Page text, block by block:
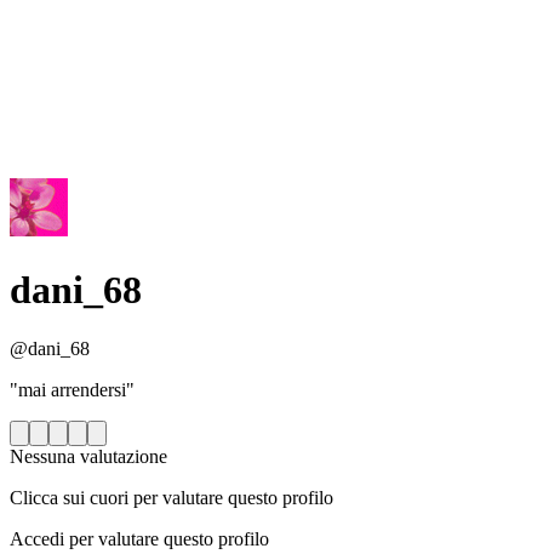
dani_68
@dani_68
"mai arrendersi"
Nessuna valutazione
Clicca sui cuori per valutare questo profilo
Accedi per valutare questo profilo